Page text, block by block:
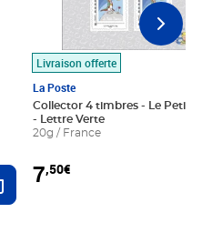
Ajouter au panier
Livraison offerte
La Poste
Collector 4 timbres - Le Petit
- Lettre Verte
20g / France
7,50€